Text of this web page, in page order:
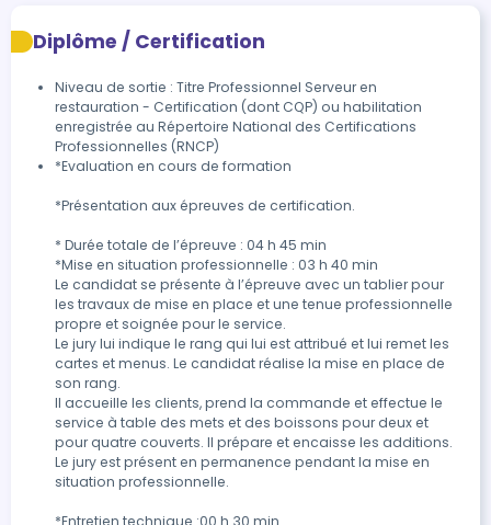
Diplôme / Certification
Niveau de sortie : Titre Professionnel Serveur en
restauration - Certification (dont CQP) ou habilitation
enregistrée au Répertoire National des Certifications
Professionnelles (RNCP)
*Evaluation en cours de formation
*Présentation aux épreuves de certification.
* Durée totale de l’épreuve : 04 h 45 min
*Mise en situation professionnelle : 03 h 40 min
Le candidat se présente à l’épreuve avec un tablier pour
les travaux de mise en place et une tenue professionnelle
propre et soignée pour le service.
Le jury lui indique le rang qui lui est attribué et lui remet les
cartes et menus. Le candidat réalise la mise en place de
son rang.
Il accueille les clients, prend la commande et effectue le
service à table des mets et des boissons pour deux et
pour quatre couverts. Il prépare et encaisse les additions.
Le jury est présent en permanence pendant la mise en
situation professionnelle.
*Entretien technique :00 h 30 min